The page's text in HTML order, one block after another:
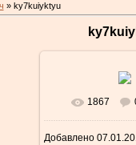
» ky7kuiyktyu
1867
Добавлено